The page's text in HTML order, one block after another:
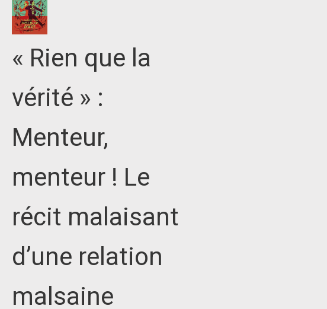
« Rien que la
vérité » :
Menteur,
menteur ! Le
récit malaisant
d’une relation
malsaine